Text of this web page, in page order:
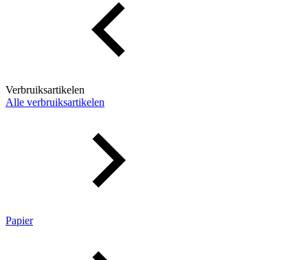
Verbruiksartikelen
Alle verbruiksartikelen
Papier